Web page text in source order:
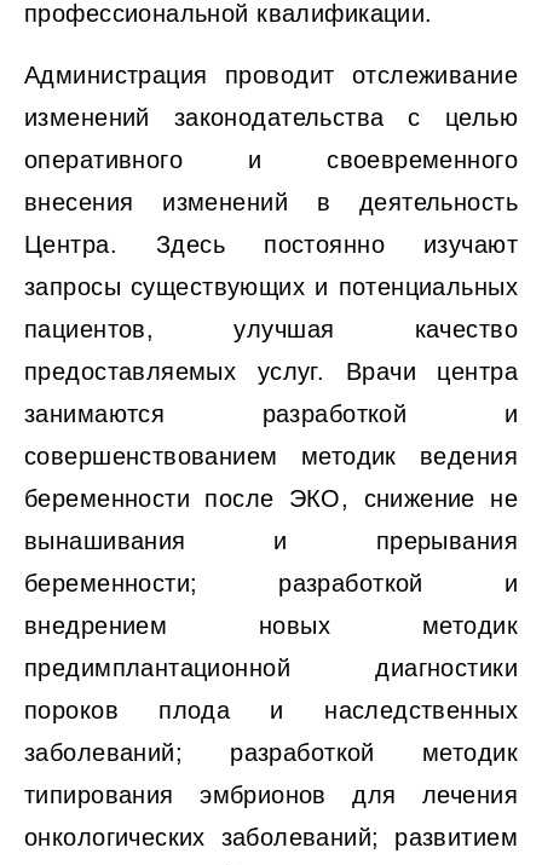
профессиональной квалификации.
Администрация проводит отслеживание
изменений законодательства с целью
оперативного и своевременного
внесения изменений в деятельность
Центра. Здесь постоянно изучают
запросы существующих и потенциальных
пациентов, улучшая качество
предоставляемых услуг. Врачи центра
занимаются разработкой и
совершенствованием методик ведения
беременности после ЭКО, снижение не
вынашивания и прерывания
беременности; разработкой и
внедрением новых методик
предимплантационной диагностики
пороков плода и наследственных
заболеваний; разработкой методик
типирования эмбрионов для лечения
онкологических заболеваний; развитием